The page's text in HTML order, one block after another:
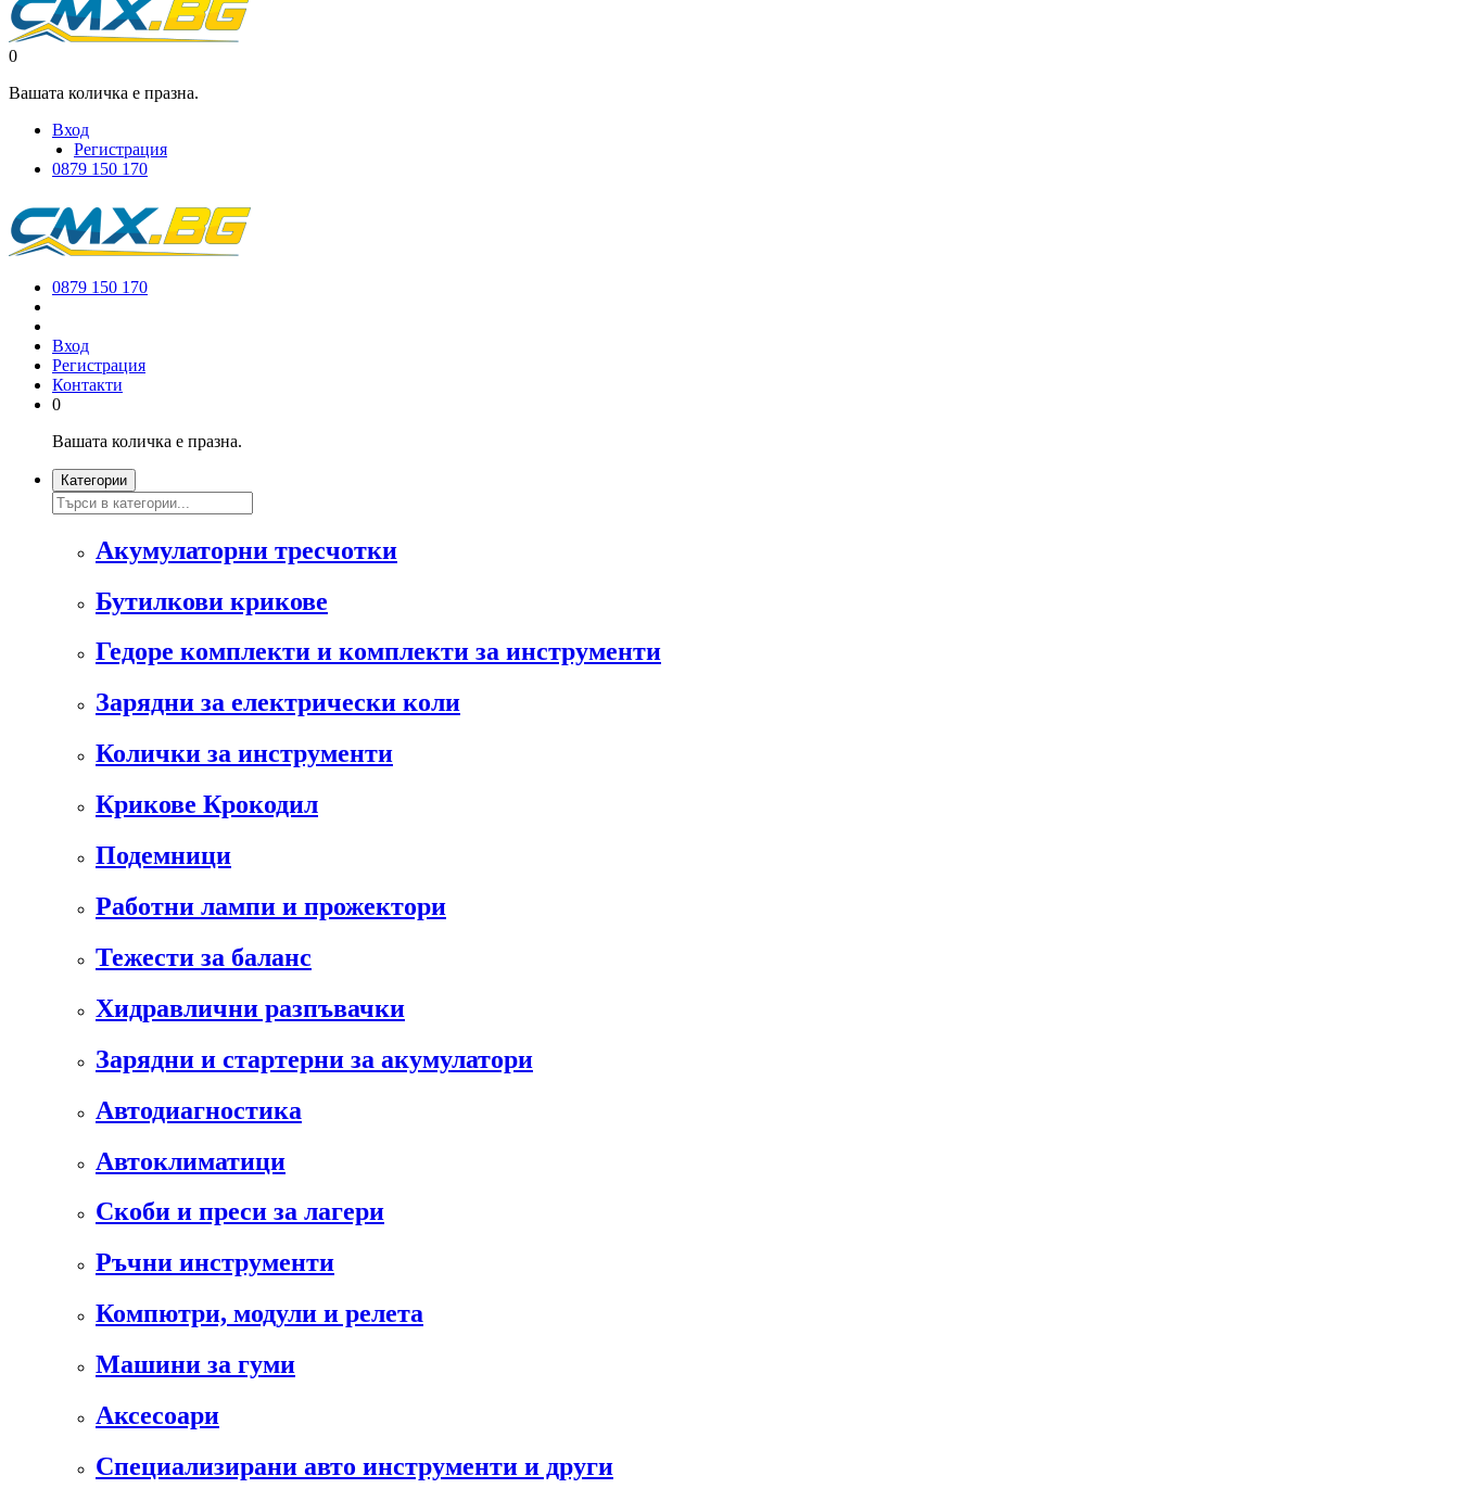
0
Вашата количка е празна.
Вход
Регистрация
0879 150 170
0879 150 170
Вход
Регистрация
Контакти
0
Вашата количка е празна.
Категории
Акумулаторни тресчотки
Бутилкови крикове
Гедоре комплекти и комплекти за инструменти
Зарядни за електрически коли
Колички за инструменти
Крикове Крокодил
Подемници
Работни лампи и прожектори
Тежести за баланс
Хидравлични разпъвачки
Зарядни и стартерни за акумулатори
Автодиагностика
Автоклиматици
Скоби и преси за лагери
Ръчни инструменти
Компютри, модули и релета
Машини за гуми
Аксесоари
Специализирани авто инструменти и други